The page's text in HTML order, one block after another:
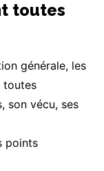
toutes
générale, les
toutes
son vécu, ses
points